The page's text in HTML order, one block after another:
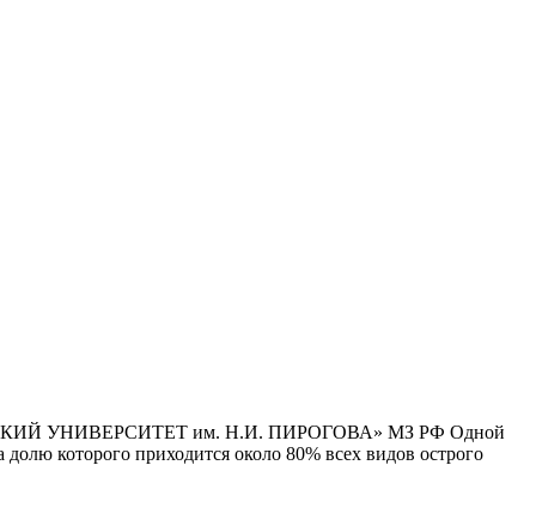
УНИВЕРСИТЕТ им. Н.И. ПИРОГОВА» МЗ РФ Одной
которого приходится около 80% всех видов острого